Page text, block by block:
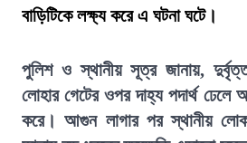
বাড়িটিকে লক্ষ্য করে এ ঘটনা ঘটে।
পুলিশ ও স্থানীয় সূত্র জানায়,
লোহার গেটের ওপর দাহ্য পদার্থ ঢেলে
করে। আগুন লাগার পর স্থানীয়